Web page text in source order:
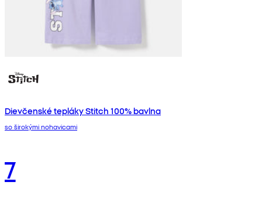
Dievčenské tepláky Stitch 100% bavlna
so širokými nohavicami
7